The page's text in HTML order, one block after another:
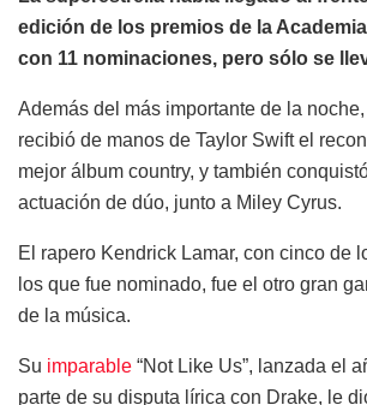
edición de los premios de la
con 11 nominaciones, pero sólo se
Además del más importante de la
recibió de manos de Taylor Swift el
mejor álbum country, y también
actuación de dúo, junto a Miley Cyrus.
El rapero Kendrick Lamar, con cinco de
los que fue nominado, fue el otro gran
de la música.
Su imparable “Not Like Us”, lanzada el
parte de su disputa lírica con Drake, le